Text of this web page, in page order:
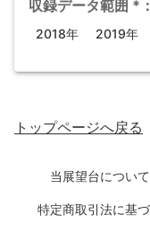
収録データ範囲 * ：
2018年 2019年
トップページへ戻る
当展望台について
特定商取引法に基